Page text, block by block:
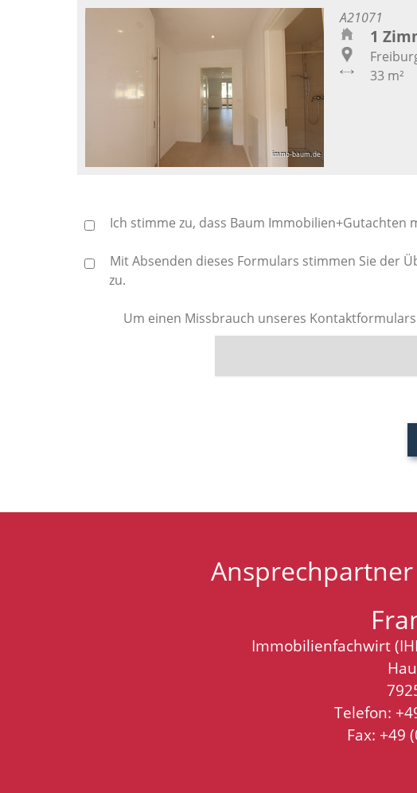
A21071
1
33 m²
Ich stimme zu, dass Baum
Mit Absenden dieses Formulars stimmen Sie der
zu.
Um einen Missbrauch unseres
Immobilienfachwirt
Telefon:
Fax: +49